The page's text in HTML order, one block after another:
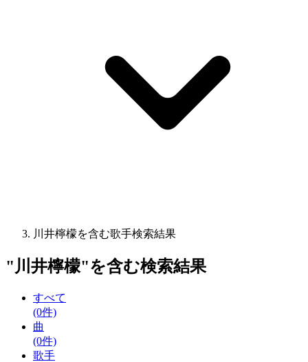
川井檸檬を含む歌手検索結果
" 川井檸檬"を含む検索結果
すべて
(0件)
曲
(0件)
歌手